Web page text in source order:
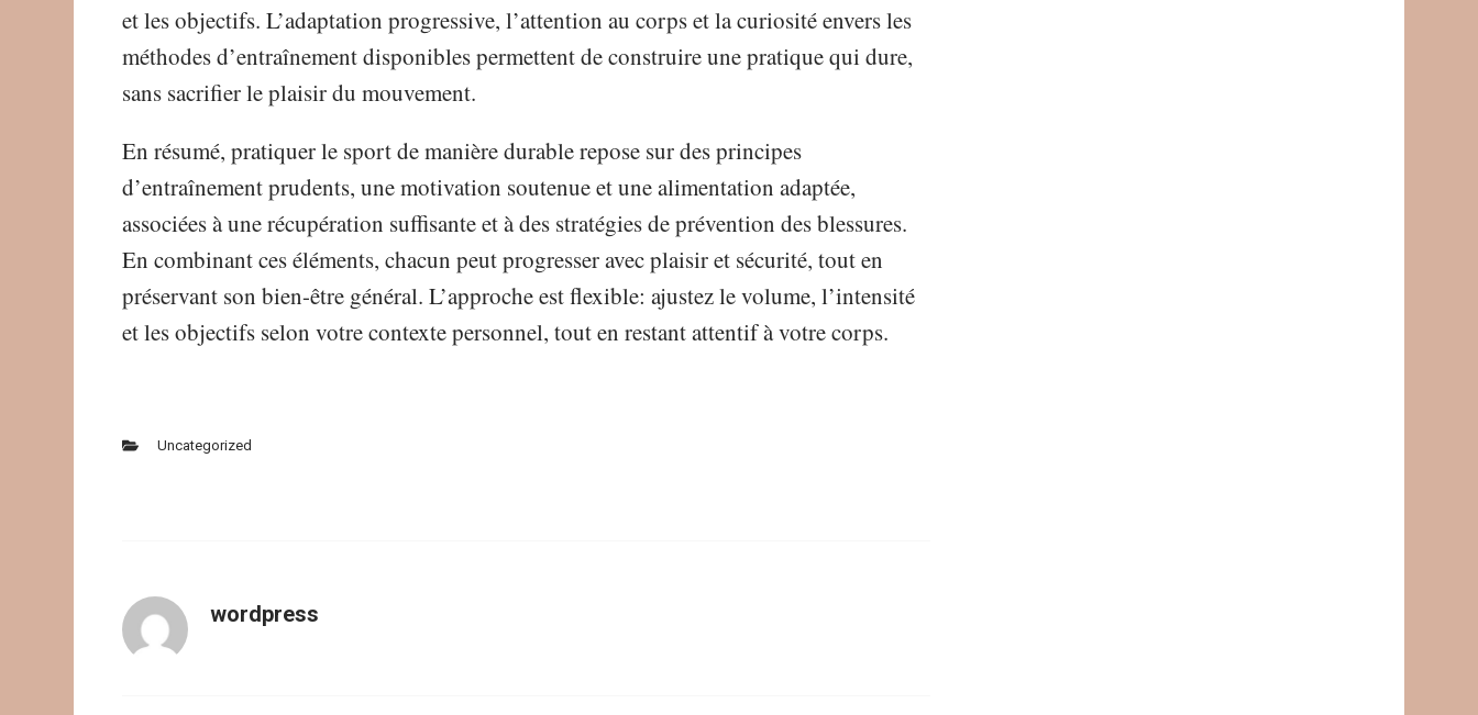
et les objectifs. L’adaptation progressive, l’attention au corps et la curiosité envers les
méthodes d’entraînement disponibles permettent de construire une pratique qui dure,
sans sacrifier le plaisir du mouvement.
En résumé, pratiquer le sport de manière durable repose sur des principes
d’entraînement prudents, une motivation soutenue et une alimentation adaptée,
associées à une récupération suffisante et à des stratégies de prévention des blessures.
En combinant ces éléments, chacun peut progresser avec plaisir et sécurité, tout en
préservant son bien-être général. L’approche est flexible: ajustez le volume, l’intensité
et les objectifs selon votre contexte personnel, tout en restant attentif à votre corps.
Uncategorized
wordpress